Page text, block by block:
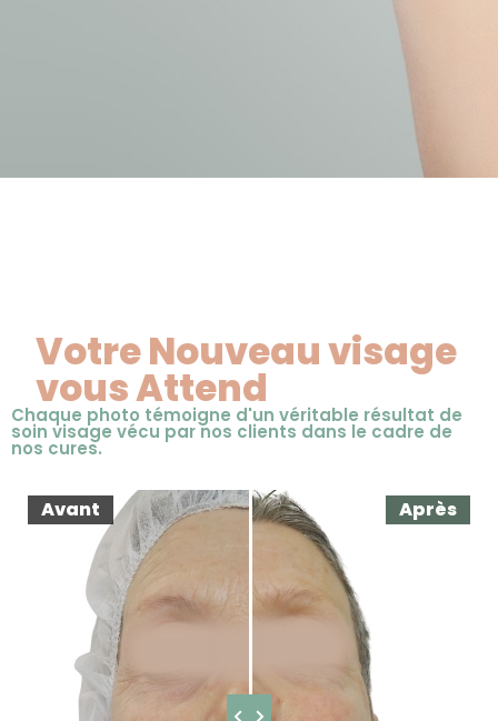
Votre Nouveau visage
vous Attend
Chaque photo témoigne d'un véritable résultat de
soin visage vécu par nos clients dans le cadre de
nos cures.
Avant Après